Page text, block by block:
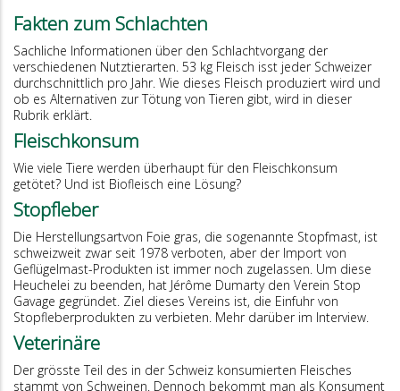
Fakten zum Schlachten
Sachliche Informationen über den Schlachtvorgang der
verschiedenen Nutztierarten. 53 kg Fleisch isst jeder Schweizer
durchschnittlich pro Jahr. Wie dieses Fleisch produziert wird und
ob es Alternativen zur Tötung von Tieren gibt, wird in dieser
Rubrik erklärt.
Fleischkonsum
Wie viele Tiere werden überhaupt für den Fleischkonsum
getötet? Und ist Biofleisch eine Lösung?
Stopfleber
Die Herstellungsartvon Foie gras, die sogenannte Stopfmast, ist
schweizweit zwar seit 1978 verboten, aber der Import von
Geflügelmast-Produkten ist immer noch zugelassen. Um diese
Heuchelei zu beenden, hat Jérôme Dumarty den Verein Stop
Gavage gegründet. Ziel dieses Vereins ist, die Einfuhr von
Stopfleberprodukten zu verbieten. Mehr darüber im Interview.
Veterinäre
Der grösste Teil des in der Schweiz konsumierten Fleisches
stammt von Schweinen. Dennoch bekommt man als Konsument